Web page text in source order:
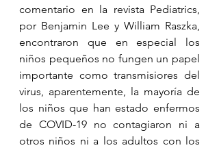
comentario en la revista Pediatrics,
por Benjamin Lee y William Raszka,
encontraron que en especial los
niños pequeños no fungen un papel
importante como transmisiores del
virus, aparentemente, la mayoría de
los niños que han estado enfermos
de COVID-19 no contagiaron ni a
otros niños ni a los adultos con los